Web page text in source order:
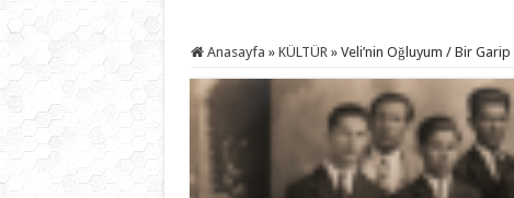
Anasayfa » KÜLTÜR » Veli’nin Oğluyum / Bir